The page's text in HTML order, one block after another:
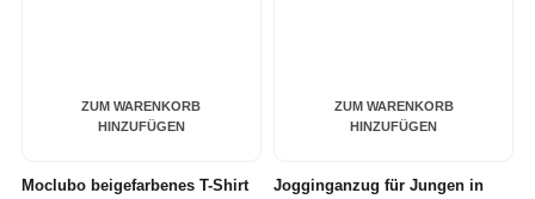
ZUM WARENKORB
HINZUFÜGEN
Moclubo beigefarbenes T-Shirt
ZUM WARENKORB
HINZUFÜGEN
Jogginganzug für Jungen in